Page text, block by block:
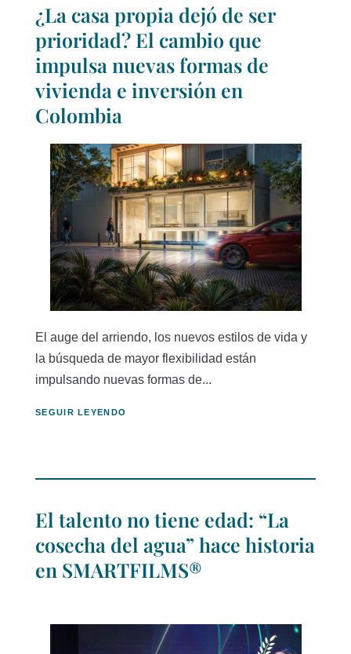
¿La casa propia dejó de ser
prioridad? El cambio que
impulsa nuevas formas de
vivienda e inversión en
Colombia
El auge del arriendo, los nuevos estilos de vida y
la búsqueda de mayor flexibilidad están
impulsando nuevas formas de...
SEGUIR LEYENDO
El talento no tiene edad: “La
cosecha del agua” hace historia
en SMARTFILMS®